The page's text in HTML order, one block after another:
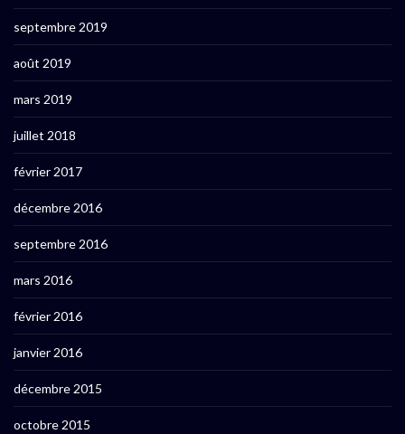
septembre 2019
août 2019
mars 2019
juillet 2018
février 2017
décembre 2016
septembre 2016
mars 2016
février 2016
janvier 2016
décembre 2015
octobre 2015